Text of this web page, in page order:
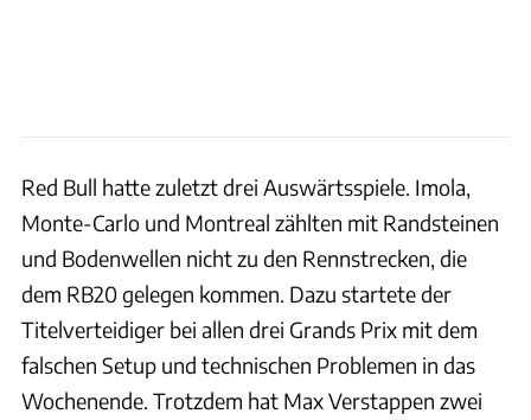
Red Bull hatte zuletzt drei Auswärtsspiele. Imola,
Monte-Carlo und Montreal zählten mit Randsteinen
und Bodenwellen nicht zu den Rennstrecken, die
dem RB20 gelegen kommen. Dazu startete der
Titelverteidiger bei allen drei Grands Prix mit dem
falschen Setup und technischen Problemen in das
Wochenende. Trotzdem hat Max Verstappen zwei